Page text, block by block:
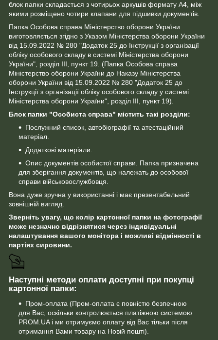
блок папки складається з чотирьох аркушів формату А4, між
якими розміщено чотири клапани для підшивки документів.
Папка Особова справа Міністерство оборони України
виготовляється згідно з Указом Міністерства оборони України
від 15.09.2022 № 280 "Додаток 25 до Інструкції з організації
обліку особового складу в системі Міністерства оборони
України", розділ III, пункт 19. (Папка Особова справа
Міністерство оборони України до Наказу Міністерства
оборони України від 15.09.2022 № 280 "Додаток 25 до
Інструкції з організації обліку особового складу у системі
Міністерства оборони України", розділ III, пункт 19).
Блок папки "Особиста справа" містить такі розділи:
Послужний список, автобіографії та атестаційний
матеріал.
Додаткові матеріали.
Опис документів особистої справи. Папка призначена
для зберігання документів, що належать до особової
справи військовослужбовця.
Вона дуже зручна у використанні і має презентабельний
зовнішній вигляд.
Зверніть увагу, що колір картонної папки на фотографії
може незначно відрізнятися через індивідуальні
налаштування вашого монітора і можливі відмінності в
партіях сировини.
Наступні методи оплати доступні при покупці
картонної папки:
Пром-оплата (Пром-оплата є повністю безпечною
для Вас, оскільки контролюється платіжною системою
PROM.UA і ми отримуємо оплату від Вас тільки після
отримання Вами товару на Новій пошті).